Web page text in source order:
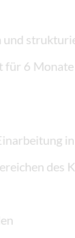
für 6
des